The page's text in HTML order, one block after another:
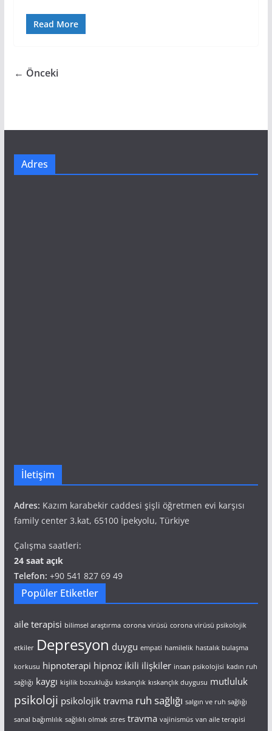
Read More
← Önceki
Adres
İletişim
Adres: Kazım karabekir caddesi şişli öğretmen evi karşısı
family center 3.kat, 65100 İpekyolu, Türkiye
Çalışma saatleri:
24 saat açık
Telefon: +90 541 827 69 49
Popüler Etiketler
aile terapisi bilimsel araştırma corona virüsü corona virüsü psikolojik
etkiler Depresyon duygu empati hamilelik hastalık bulaşma
korkusu hipnoterapi hipnoz ikili ilişkiler insan psikolojisi kadın ruh
sağlığı kaygı kişilik bozukluğu kıskançlık kıskançlık duygusu mutluluk
psikoloji psikolojik travma ruh sağlığı salgın ve ruh sağlığı
sanal bağımlılık sağlıklı olmak stres travma vajinismüs van aile terapisi